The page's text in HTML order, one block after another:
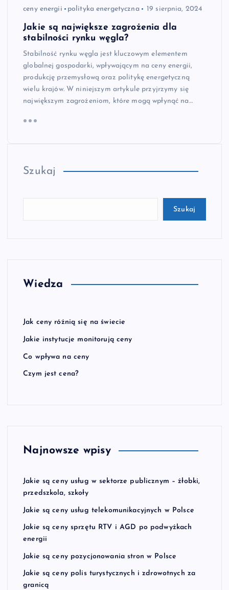
ceny energii polityka energetyczna 19 sierpnia, 2024
Jakie są największe zagrożenia dla
stabilności rynku węgla?
Stabilność rynku węgla jest kluczowym elementem
globalnej gospodarki, wpływającym na ceny energii,
produkcję przemysłową oraz politykę energetyczną
wielu krajów. W niniejszym artykule przyjrzymy się
największym zagrożeniom, które mogą wpłynąć na…
Szukaj
Szukaj
Wiedza
Jak ceny różnią się na świecie
Jakie instytucje monitorują ceny
Co wpływa na ceny
Czym jest cena?
Najnowsze wpisy
Jakie są ceny usług w sektorze publicznym – żłobki,
przedszkola, szkoły
Jakie są ceny usług telekomunikacyjnych w Polsce
Jakie są ceny sprzętu RTV i AGD po podwyżkach
energii
Jakie są ceny pozycjonowania stron w Polsce
Jakie są ceny polis turystycznych i zdrowotnych za
granicą